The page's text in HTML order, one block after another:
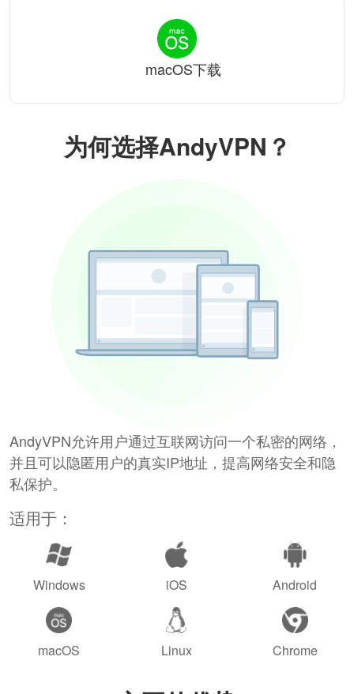
为何选择AndyVPN？
AndyVPN允许用户通过互联网访问一个私密的网络，
并且可以隐匿用户的真实IP地址，提高网络安全和隐
私保护。
适用于：
Windows iOS Android
macOS Linux Chrome
macOS下载